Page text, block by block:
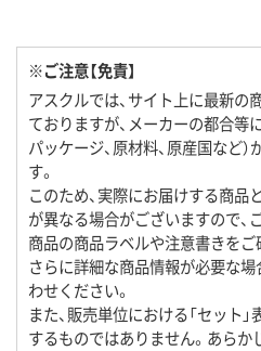
※ご注意【免責】
アスクルでは、サイト上に最新の
ておりますが、メーカーの都合等に
パッケージ、原材料、原産国など
す。
このため、実際にお届けする商
が異なる場合がございますので、
商品の商品ラベルや注意書きをご
さらに詳細な商品情報が必要な
わせください。
また、販売単位における「セット
するものではありません。あらか